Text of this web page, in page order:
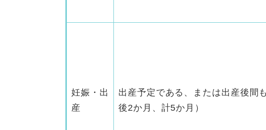
妊娠・出
産
出産予定である、または出産後間
後2か月、計5か月）